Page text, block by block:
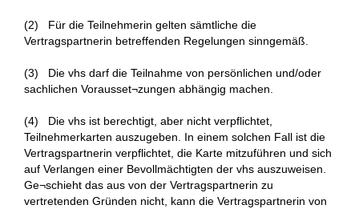
(2) Für die Teilnehmerin gelten sämtliche die
Vertragspartnerin betreffenden Regelungen sinngemäß.
(3) Die vhs darf die Teilnahme von persönlichen und/oder
sachlichen Vorausset¬zungen abhängig machen.
(4) Die vhs ist berechtigt, aber nicht verpflichtet,
Teilnehmerkarten auszugeben. In einem solchen Fall ist die
Vertragspartnerin verpflichtet, die Karte mitzuführen und sich
auf Verlangen einer Bevollmächtigten der vhs auszuweisen.
Ge¬schieht das aus von der Vertragspartnerin zu
vertretenden Gründen nicht, kann die Vertragspartnerin von